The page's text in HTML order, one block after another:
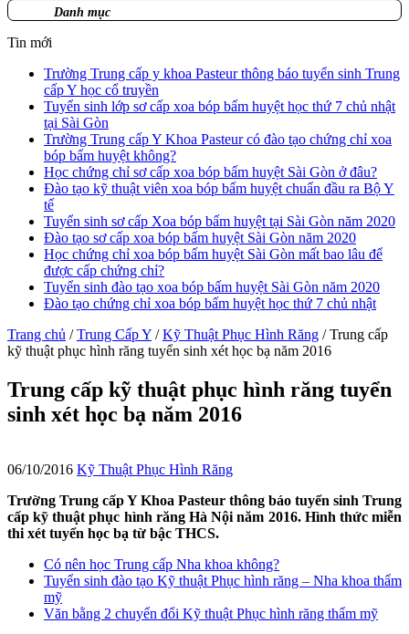
Danh mục
Tin mới
Trường Trung cấp y khoa Pasteur thông báo tuyển sinh Trung
cấp Y học cổ truyền
Tuyển sinh lớp sơ cấp xoa bóp bấm huyệt học thứ 7 chủ nhật
tại Sài Gòn
Trường Trung cấp Y Khoa Pasteur có đào tạo chứng chỉ xoa
bóp bấm huyệt không?
Học chứng chỉ sơ cấp xoa bóp bấm huyệt Sài Gòn ở đâu?
Đào tạo kỹ thuật viên xoa bóp bấm huyệt chuẩn đầu ra Bộ Y
tế
Tuyển sinh sơ cấp Xoa bóp bấm huyệt tại Sài Gòn năm 2020
Đào tạo sơ cấp xoa bóp bấm huyệt Sài Gòn năm 2020
Học chứng chỉ xoa bóp bấm huyệt Sài Gòn mất bao lâu để
được cấp chứng chỉ?
Tuyển sinh đào tạo xoa bóp bấm huyệt Sài Gòn năm 2020
Đào tạo chứng chỉ xoa bóp bấm huyệt học thứ 7 chủ nhật
Trang chủ / Trung Cấp Y / Kỹ Thuật Phục Hình Răng / Trung cấp
kỹ thuật phục hình răng tuyển sinh xét học bạ năm 2016
Trung cấp kỹ thuật phục hình răng tuyển
sinh xét học bạ năm 2016
06/10/2016 Kỹ Thuật Phục Hình Răng
Trường Trung cấp Y Khoa Pasteur thông báo tuyển sinh Trung
cấp kỹ thuật phục hình răng Hà Nội năm 2016. Hình thức miễn
thi xét tuyển học bạ từ bậc THCS.
Có nên học Trung cấp Nha khoa không?
Tuyển sinh đào tạo Kỹ thuật Phục hình răng – Nha khoa thẩm
mỹ
Văn bằng 2 chuyển đổi Kỹ thuật Phục hình răng thẩm mỹ